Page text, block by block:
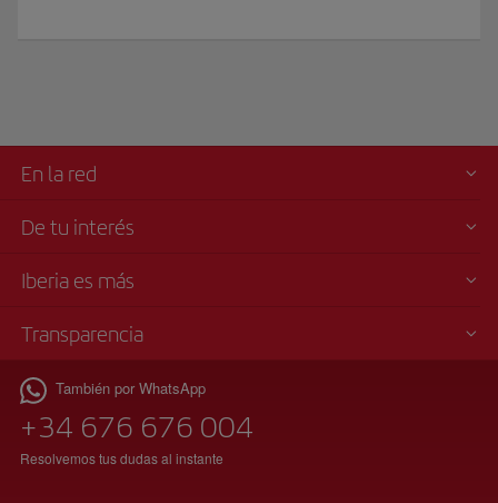
En la red
De tu interés
Iberia es más
Transparencia
También por WhatsApp
+34 676 676 004
Resolvemos tus dudas al instante